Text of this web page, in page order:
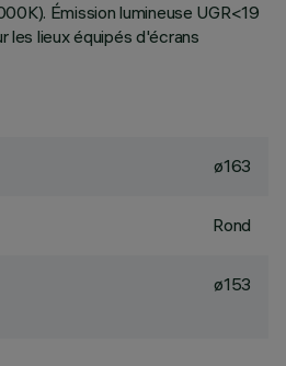
Émission lumineuse UGR<19
les lieux équipés d'écrans
ø163
Rond
ø153